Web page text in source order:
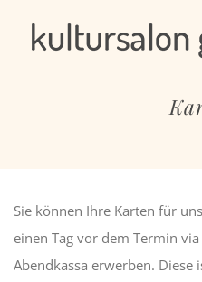
Sie können Ihre Karten für
einen Tag vor dem Termin via
Abendkassa erwerben.